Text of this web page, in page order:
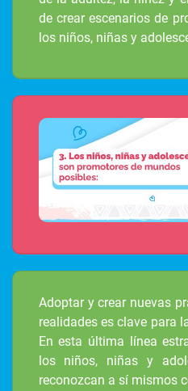
de crear escenarios de
los niños, niñas y
Adoptar y crear nuevas
realidades es clave para
En esta última línea
los niños, niñas y
reconozcan a sí mismos